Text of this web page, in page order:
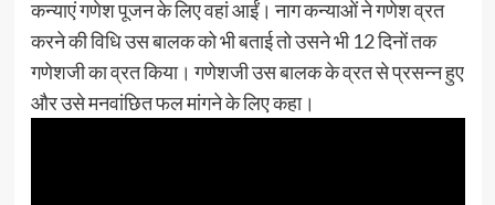
कन्याएं गणेश पूजन के लिए वहां आईं। नाग कन्याओं ने गणेश व्रत
करने की विधि उस बालक को भी बताई तो उसने भी 12 दिनों तक
गणेशजी का व्रत किया। गणेशजी उस बालक के व्रत से प्रसन्न हुए
और उसे मनवांछित फल मांगने के लिए कहा।